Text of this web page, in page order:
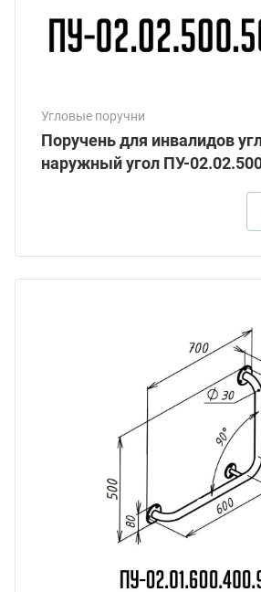
Угловые поручни
Поручень для инвалидов
наружный угол ПУ-